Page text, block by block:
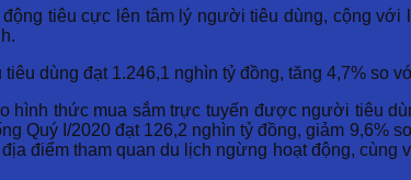
tiêu cực lên tâm lý người tiêu dùng, cộng
dùng đạt 1.246,1 nghìn tỷ đồng, tăng 4,7% so
hình thức mua sắm trực tuyến được người tiêu
Quý I/2020 đạt 126,2 nghìn tỷ đồng, giảm 9,6%
điểm tham quan du lịch ngừng hoạt động,